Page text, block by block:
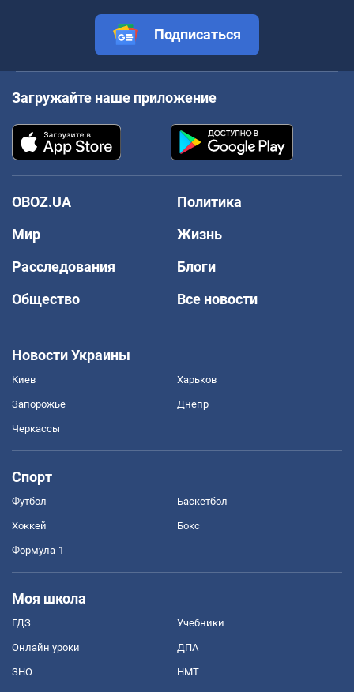
Подписаться
Загружайте наше приложение
OBOZ.UA
Политика
Мир
Жизнь
Расследования
Блоги
Общество
Все новости
Новости Украины
Киев Харьков
Запорожье Днепр
Черкассы
Спорт
Футбол Баскетбол
Хоккей Бокс
Формула-1
Моя школа
ГДЗ Учебники
Онлайн уроки ДПА
ЗНО НМТ